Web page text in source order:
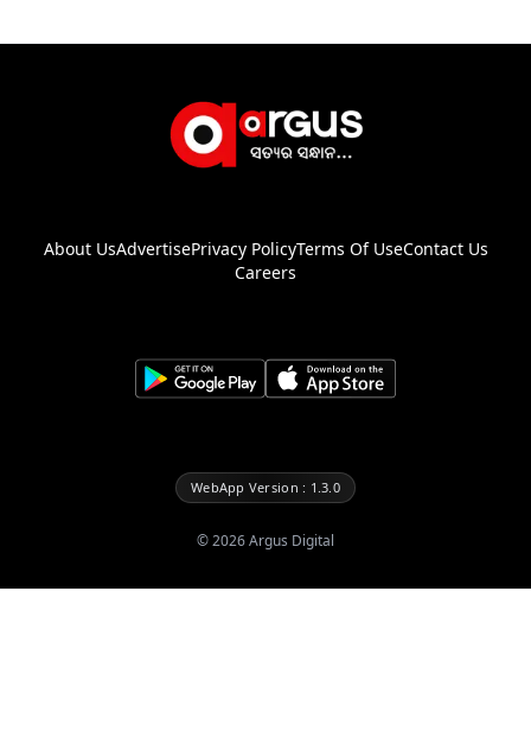
About UsAdvertisePrivacy PolicyTerms Of UseContact Us
Careers
WebApp Version : 1.3.0
©2026Argus Digital